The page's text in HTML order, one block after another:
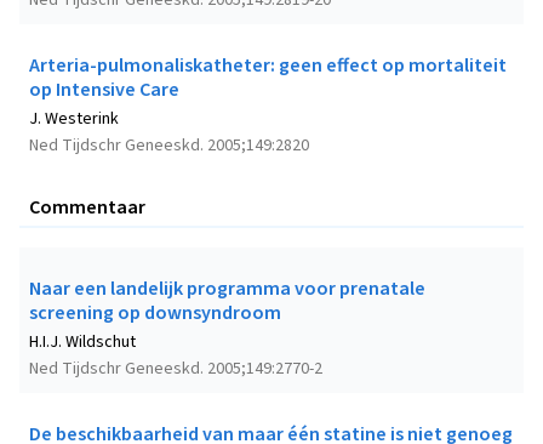
Arteria-pulmonaliskatheter: geen effect op mortaliteit
op Intensive Care
Ned Tijdschr Geneeskd. 2005;149:2820
J. Westerink
Commentaar
Naar een landelijk programma voor prenatale
screening op downsyndroom
Ned Tijdschr Geneeskd. 2005;149:2770-2
H.I.J. Wildschut
De beschikbaarheid van maar één statine is niet genoeg